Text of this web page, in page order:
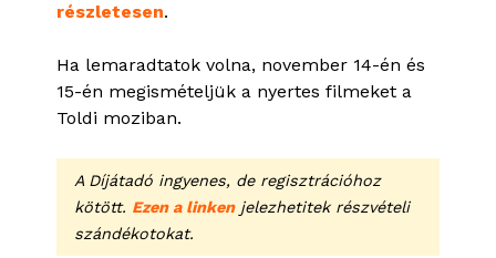
részletesen.
Ha lemaradtatok volna, november 14-én és
15-én megismételjük a nyertes filmeket a
Toldi moziban.
A Díjátadó ingyenes, de regisztrációhoz
kötött. Ezen a linkenjelezhetitek részvételi
szándékotokat.